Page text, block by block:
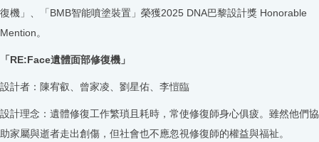
復機」、「BMB智能噴塗裝置」榮獲2025 DNA巴黎設計獎 Honorable
Mention。
「RE:Face遺體面部修復機」
設計者：陳宥叡、曾家凌、劉星佑、李愷臨
設計理念：遺體修復工作繁瑣且耗時，常使修復師身心俱疲。雖然他們協
助家屬與逝者走出創傷，但社會也不應忽視修復師的權益與福祉。